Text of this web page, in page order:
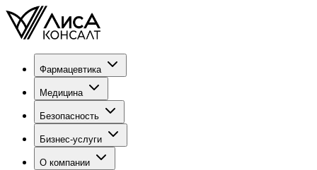
Фармацевтика
Медицина
Безопасность
Бизнес-услуги
О компании